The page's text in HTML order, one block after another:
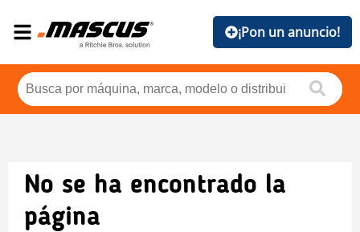
¡Pon un anuncio!
No se ha encontrado la
página